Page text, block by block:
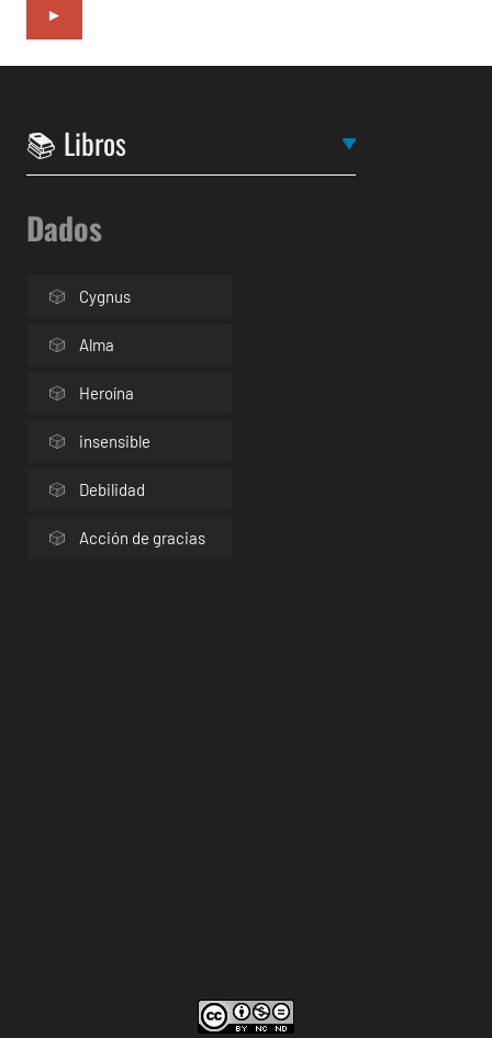
►
Dados
Cygnus
Alma
Heroína
insensible
Debilidad
Acción de gracias